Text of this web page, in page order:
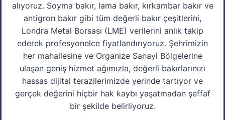
alıyoruz. Soyma bakır, lama bakır, kırkambar bakır ve
antigron bakır gibi tüm değerli bakır çeşitlerini,
Londra Metal Borsası (LME) verilerini anlık takip
ederek profesyonelce fiyatlandırıyoruz. Şehrimizin
her mahallesine ve Organize Sanayi Bölgelerine
ulaşan geniş hizmet ağımızla, değerli bakırlarınızı
hassas dijital terazilerimizde yerinde tartıyor ve
gerçek değerini hiçbir hak kaybı yaşatmadan şeffaf
bir şekilde belirliyoruz.